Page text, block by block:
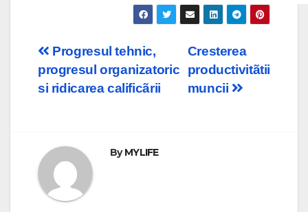
Post
navigation
Cresterea
productivitãtii
muncii
Progresul tehnic,
progresul organizatoric
si ridicarea calificãrii
ByMYLIFE